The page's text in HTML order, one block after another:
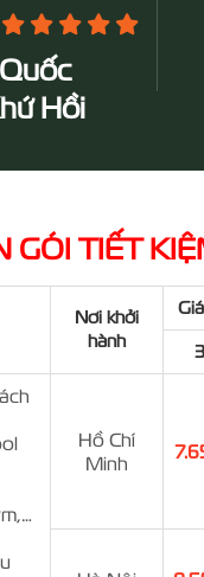
Hồi
GÓI TIẾT
Nơi khởi
hành
Hồ Chí
Minh